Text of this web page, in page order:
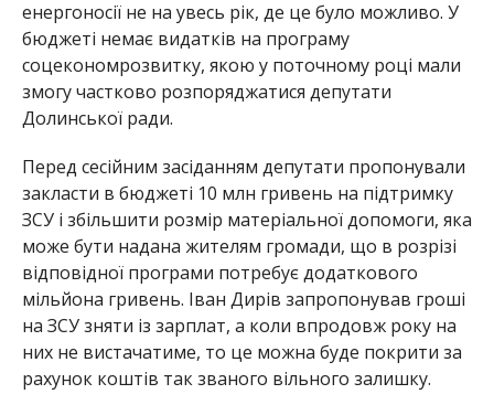
енергоносії не на увесь рік, де це було можливо. У
бюджеті немає видатків на програму
соцекономрозвитку, якою у поточному році мали
змогу частково розпоряджатися депутати
Долинської ради.
Перед сесійним засіданням депутати пропонували
закласти в бюджеті 10 млн гривень на підтримку
ЗСУ і збільшити розмір матеріальної допомоги, яка
може бути надана жителям громади, що в розрізі
відповідної програми потребує додаткового
мільйона гривень. Іван Дирів запропонував гроші
на ЗСУ зняти із зарплат, а коли впродовж року на
них не вистачатиме, то це можна буде покрити за
рахунок коштів так званого вільного залишку.